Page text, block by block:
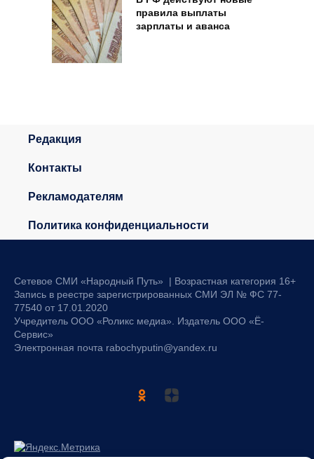
правила выплаты
зарплаты и аванса
Редакция
Контакты
Рекламодателям
Политика конфиденциальности
Сетевое СМИ «Народный Путь» | Возрастная категория 16+
Запись в реестре зарегистрированных СМИ ЭЛ № ФС 77-
77540 от 17.01.2020
Учредитель ООО «Роликс медиа». Издатель ООО «Ё-
Сервис»
Электронная почта rabochyputin@yandex.ru